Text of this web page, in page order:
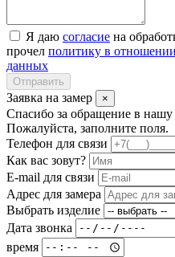
Я даю согласие на
прочел политику в
данных
Отправить
Заявка на замер ×
Спасибо за обращение в
Пожалуйста, заполните поля.
Телефон для связи
Как вас зовут?
E-mail для связи
Адрес для замера
Выбрать изделие
Дата звонка
время